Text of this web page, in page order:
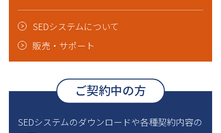
SEDシステムについて
販売・サポート
ご契約中の方
SEDシステムのダウンロードや各種契約内容の